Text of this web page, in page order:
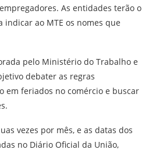
As entidades terão o
indicar ao MTE os nomes que
pelo Ministério do Trabalho e
debater as regras
em feriados no comércio e buscar
vezes por mês, e as datas dos
no Diário Oficial da União,